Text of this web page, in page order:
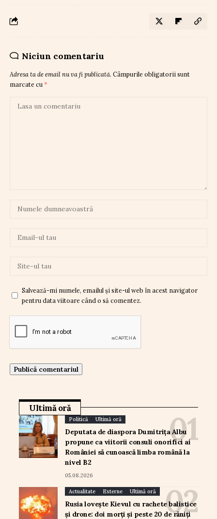
Niciun comentariu
Adresa ta de email nu va fi publicată. Câmpurile obligatorii sunt
marcate cu *
Salvează-mi numele, emailul și site-ul web în acest navigator
pentru data viitoare când o să comentez.
Ultimă oră
Politică Ultimă oră
Deputata de diaspora Dumitrița Albu
propune ca viitorii consuli onorifici ai
României să cunoască limba română la
nivel B2
05.08.2026
Actualitate Externe Ultimă oră
Rusia lovește Kievul cu rachete balistice
și drone: doi morți și peste 20 de răniți